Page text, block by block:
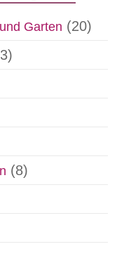
Garten (20)
(8)